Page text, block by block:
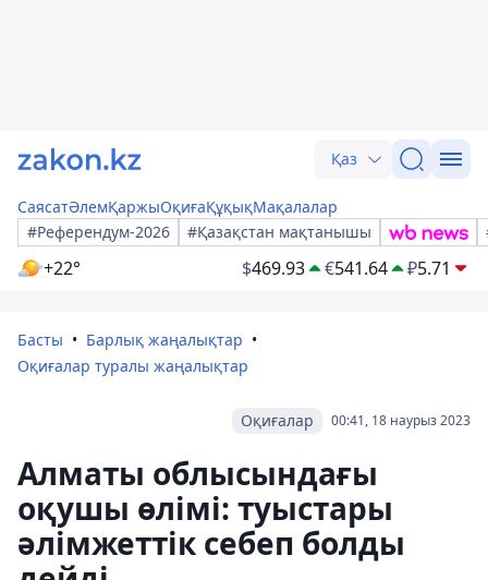
Қаз
СаясатӘлемҚаржыОқиғаҚұқықМақалалар
#Референдум-2026
#Қазақстан мақтанышы
+22° $469.93 €541.64 ₽5.71
Басты
Барлық жаңалықтар
Оқиғалар туралы жаңалықтар
00:41, 18 наурыз 2023
Оқиғалар
Алматы облысындағы
оқушы өлімі: туыстары
әлімжеттік себеп болды